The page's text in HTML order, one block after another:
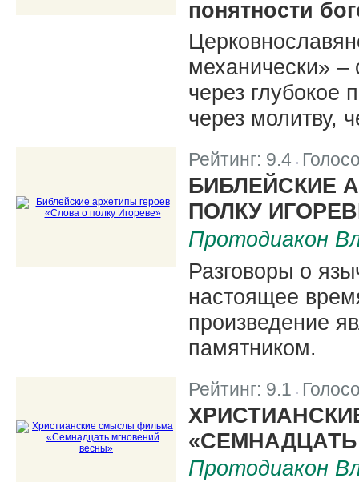
понятности
механически» –
через глубокое
через молитву,
Рейтинг: 9.4
БИБЛЕЙСКИЕ
ПОЛКУ
Протодиакон
Разговоры о
настоящее
произведение
памятником.
Рейтинг: 9.1 |
Протодиакон